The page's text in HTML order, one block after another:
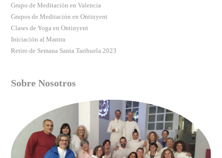
Grupo de Meditación en Valencia
Grupos de Meditación en Ontinyent
Clases de Yoga en Ontinyent
Iniciación al Mantra
Retiro de Semana Santa Tarihuela 2023
Sobre Nosotros